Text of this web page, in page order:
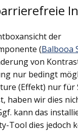
der
(Balbooa
von
nur bedingt
(Effekt) nur für
haben wir dies
kann das
Tool dies jedoch